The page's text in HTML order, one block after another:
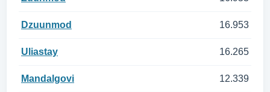
Dzuunmod 16.953
Uliastay 16.265
Mandalgovi 12.339